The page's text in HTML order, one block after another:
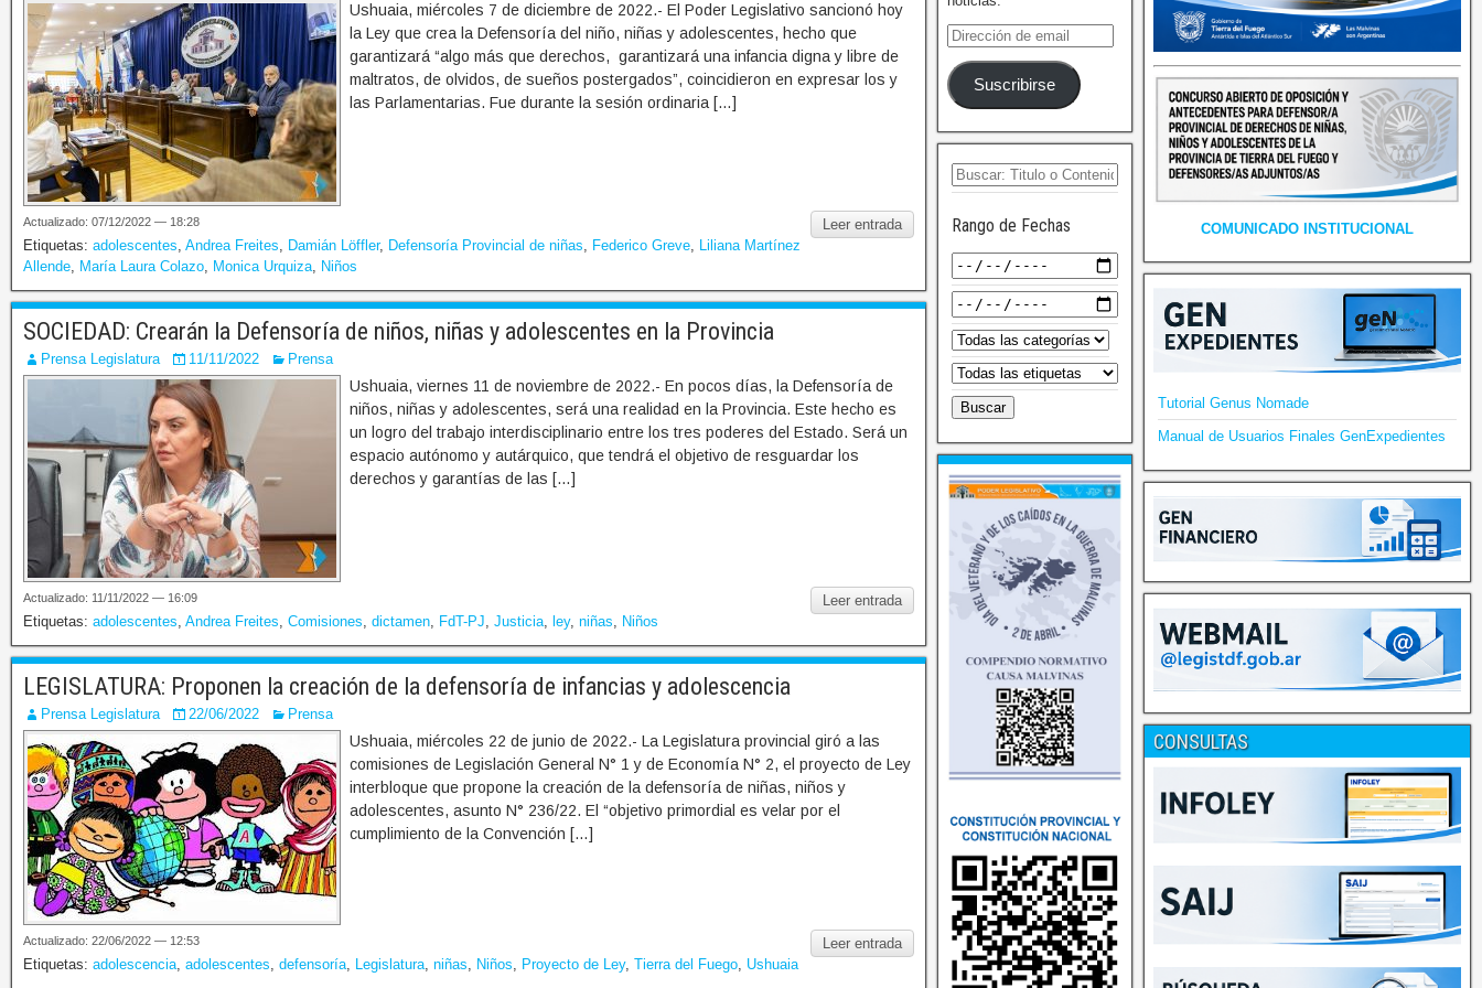
Ushuaia, miércoles 7 de diciembre de 2022.- El Poder Legislativo sancionó hoy
la Ley que crea la Defensoría del niño, niñas y adolescentes, hecho que
garantizará “algo más que derechos, garantizará una infancia digna y libre de
maltratos, de olvidos, de sueños postergados”, coincidieron en expresar los y
las Parlamentarias. Fue durante la sesión ordinaria […]
Leer entrada
Actualizado: 07/12/2022 — 18:28
Etiquetas: adolescentes, Andrea Freites, Damián Löffler, Defensoría Provincial de niñas, Federico Greve, Liliana Martínez
Allende, María Laura Colazo, Monica Urquiza, Niños
SOCIEDAD: Crearán la Defensoría de niños, niñas y adolescentes en la Provincia
Prensa Legislatura 11/11/2022 Prensa
Ushuaia, viernes 11 de noviembre de 2022.- En pocos días, la Defensoría de
niños, niñas y adolescentes, será una realidad en la Provincia. Este hecho es
un logro del trabajo interdisciplinario entre los tres poderes del Estado. Será un
espacio autónomo y autárquico, que tendrá el objetivo de resguardar los
derechos y garantías de las […]
Leer entrada
Actualizado: 11/11/2022 — 16:09
Etiquetas: adolescentes, Andrea Freites, Comisiones, dictamen, FdT-PJ, Justicia, ley, niñas, Niños
LEGISLATURA: Proponen la creación de la defensoría de infancias y adolescencia
Prensa Legislatura 22/06/2022 Prensa
Ushuaia, miércoles 22 de junio de 2022.- La Legislatura provincial giró a las
comisiones de Legislación General N° 1 y de Economía N° 2, el proyecto de Ley
interbloque que propone la creación de la defensoría de niñas, niños y
adolescentes, asunto N° 236/22. El “objetivo primordial es velar por el
cumplimiento de la Convención […]
Leer entrada
Actualizado: 22/06/2022 — 12:53
Etiquetas: adolescencia, adolescentes, defensoría, Legislatura, niñas, Niños, Proyecto de Ley, Tierra del Fuego, Ushuaia
Suscribirse
Rango de Fechas COMUNICADO INSTITUCIONAL
Tutorial Genus Nomade
Manual de Usuarios Finales GenExpedientes
CONSULTAS